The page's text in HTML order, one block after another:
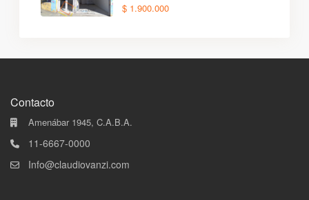
$ 1.900.000
Contacto
Amenábar 1945, C.A.B.A.
11-6667-0000
Info@claudiovanzi.com